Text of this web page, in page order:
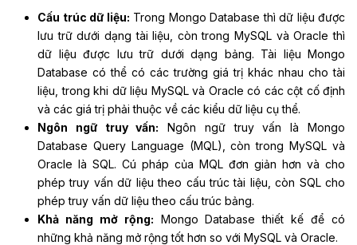
Cấu trúc dữ liệu: Trong Mongo Database thì dữ liệu được
lưu trữ dưới dạng tài liệu, còn trong MySQL và Oracle thì
dữ liệu được lưu trữ dưới dạng bảng. Tài liệu Mongo
Database có thể có các trường giá trị khác nhau cho tài
liệu, trong khi dữ liệu MySQL và Oracle có các cột cố định
và các giá trị phải thuộc về các kiểu dữ liệu cụ thể.
Ngôn ngữ truy vấn: Ngôn ngữ truy vấn là Mongo
Database Query Language (MQL), còn trong MySQL và
Oracle là SQL. Cú pháp của MQL đơn giản hơn và cho
phép truy vấn dữ liệu theo cấu trúc tài liệu, còn SQL cho
phép truy vấn dữ liệu theo cấu trúc bảng.
Khả năng mở rộng: Mongo Database thiết kế để có
những khả năng mở rộng tốt hơn so với MySQL và Oracle.